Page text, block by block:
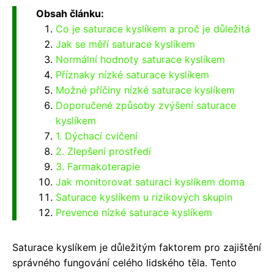
Obsah článku:
Co je saturace kyslíkem a proč je důležitá
Jak se měří saturace kyslíkem
Normální hodnoty saturace kyslíkem
Příznaky nízké saturace kyslíkem
Možné příčiny nízké saturace kyslíkem
Doporučené způsoby zvýšení saturace
kyslíkem
1. Dýchací cvičení
2. Zlepšení prostředí
3. Farmakoterapie
Jak monitorovat saturaci kyslíkem doma
Saturace kyslíkem u rizikových skupin
Prevence nízké saturace kyslíkem
Saturace kyslíkem je důležitým faktorem pro zajištění
správného fungování celého lidského těla. Tento